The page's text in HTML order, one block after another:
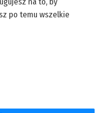
po temu wszelkie